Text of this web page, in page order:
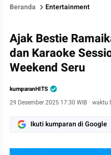
Beranda Entertainment
Ajak Bestie
dan Karaoke
Weekend Seru
kumparanHITS
29 Desember 2025 17:30 WIB · waktu
Ikuti kumparan di Google